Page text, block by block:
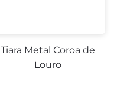
Tiara Metal Coroa de
Louro